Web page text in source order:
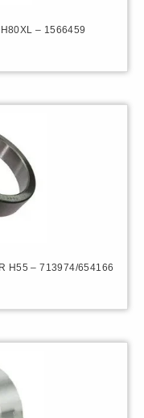
– 1566459
H55 – 713974/654166